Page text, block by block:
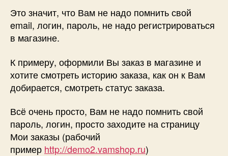
Это значит, что Вам не надо помнить свой
email, логин, пароль, не надо регистрироваться
в магазине.
К примеру, оформили Вы заказ в магазине и
хотите смотреть историю заказа, как он к Вам
добирается, смотреть статус заказа.
Всё очень просто, Вам не надо помнить свой
пароль, логин, просто заходите на страницу
Мои заказы (рабочий
пример http://demo2.vamshop.ru)